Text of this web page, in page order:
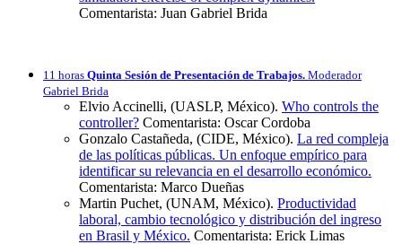
Comentarista: Juan Gabriel Brida
11 horas Quinta Sesión de Presentación de Trabajos. Moderador
Gabriel Brida
Elvio Accinelli, (UASLP, México). Who controls the
controller? Comentarista: Oscar Cordoba
Gonzalo Castañeda, (CIDE, México). La red compleja
de las políticas públicas. Un enfoque empírico para
identificar su relevancia en el desarrollo económico.
Comentarista: Marco Dueñas
Martin Puchet, (UNAM, México). Productividad
laboral, cambio tecnológico y distribución del ingreso
en Brasil y México. Comentarista: Erick Limas